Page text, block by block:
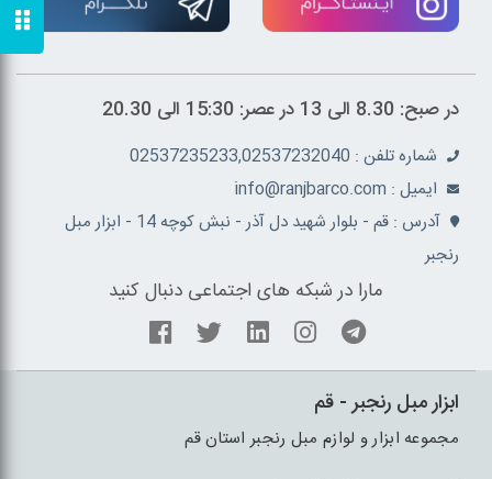
در صبح: 8.30 الی 13 در عصر: 15:30 الی 20.30
شماره تلفن : 02537235233,02537232040
ايميل : info@ranjbarco.com
آدرس : قم - بلوار شهید دل آذر - نبش کوچه 14 - ابزار مبل
رنجبر
مارا در شبکه های اجتماعی دنبال کنید
ابزار مبل رنجبر - قم
مجموعه ابزار و لوازم مبل رنجبر استان قم